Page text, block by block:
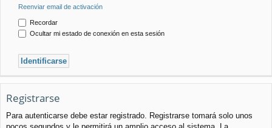
Reenviar email de activación
Recordar
Ocultar mi estado de conexión en esta sesión
Registrarse
Para autenticarse debe estar registrado. Registrarse tomará solo unos
pocos segundos y le permitirá un amplio acceso al sistema. La